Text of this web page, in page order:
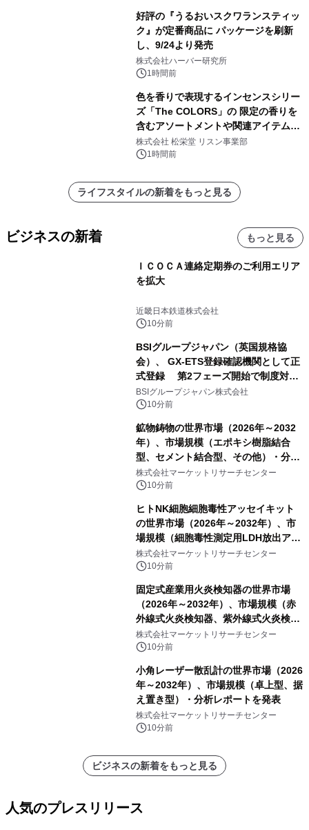
好評の『うるおいスクワランスティッ
ク』が定番商品に パッケージを刷新
し、9/24より発売
株式会社ハーバー研究所
1時間前
色を香りで表現するインセンスシリー
ズ「The COLORS」の 限定の香りを
含むアソートメントや関連アイテムを
8月6日発売
株式会社 松栄堂 リスン事業部
1時間前
ライフスタイルの新着をもっと見る
ビジネスの新着 もっと見る
ＩＣＯＣＡ連絡定期券のご利用エリア
を拡大
近畿日本鉄道株式会社
10分前
BSIグループジャパン（英国規格協
会）、 GX-ETS登録確認機関として正
式登録 第2フェーズ開始で制度対応
が義務化、 企業の対応はどう変わるの
か？ 法的拘束力をもつGX-ETSの実
動画を公開中
BSIグループジャパン株式会社
10分前
鉱物鋳物の世界市場（2026年～2032
年）、市場規模（エポキシ樹脂結合
型、セメント結合型、その他）・分析
レポートを発表
株式会社マーケットリサーチセンター
10分前
ヒトNK細胞細胞毒性アッセイキット
の世界市場（2026年～2032年）、市
場規模（細胞毒性測定用LDH放出アッ
セイ、細胞毒性測定用CCK8アッセ
イ、細胞毒性測定用MTTアッセイ、細
イ、細胞毒性測定用CFSE標識標的細
胞アッセイ）・分析レポートを発表
株式会社マーケットリサーチセンター
10分前
固定式産業用火炎検知器の世界市場
（2026年～2032年）、市場規模（赤
外線式火炎検知器、紫外線式火炎検知
器、UV&IR火炎検知器、その他）・分
析レポートを発表
株式会社マーケットリサーチセンター
10分前
小角レーザー散乱計の世界市場（2026
年～2032年）、市場規模（卓上型、据
え置き型）・分析レポートを発表
株式会社マーケットリサーチセンター
10分前
ビジネスの新着をもっと見る
人気のプレスリリース